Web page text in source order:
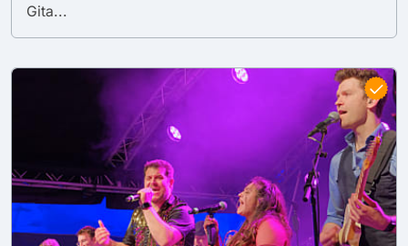
Gita...